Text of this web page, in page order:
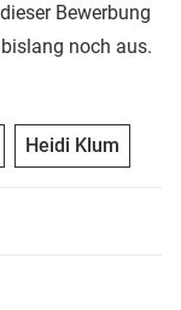
Bewerbung
noch aus.
Heidi Klum